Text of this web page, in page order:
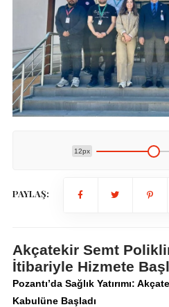
12px
PAYLAŞ:
Akçatekir Semt
İtibariyle Hizmete
Pozantı’da Sağlık Yatırımı:
Kabulüne Başladı